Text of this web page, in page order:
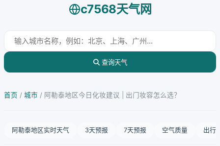
c7568天气网
查询天气
首页 / 城市 / 阿勒泰地区今日化妆建议 | 出门妆容怎么选？
阿勒泰地区实时天气 3天预报 7天预报 空气质量 出行